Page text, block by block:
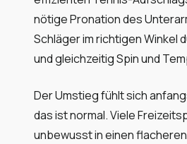
nötige Pronation des
Schläger im richtigen Winkel
und gleichzeitig Spin und
Der Umstieg fühlt sich
das ist normal. Viele
unbewusst in einen